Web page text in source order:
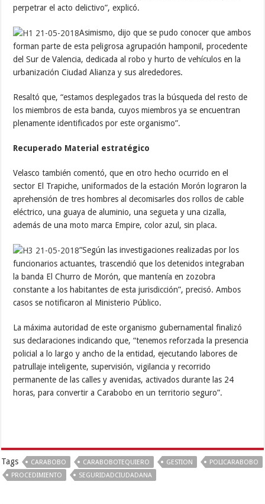
perpetrar el acto delictivo”, explicó.
Asimismo, dijo que se pudo conocer que ambos
forman parte de esta peligrosa agrupación hamponil, procedente
del Sur de Valencia, dedicada al robo y hurto de vehículos en la
urbanización Ciudad Alianza y sus alrededores.
Resaltó que, “estamos desplegados tras la búsqueda del resto de
los miembros de esta banda, cuyos miembros ya se encuentran
plenamente identificados por este organismo”.
Recuperado Material estratégico
Velasco también comentó, que en otro hecho ocurrido en el
sector El Trapiche, uniformados de la estación Morón lograron la
aprehensión de tres hombres al decomisarles dos rollos de cable
eléctrico, una guaya de aluminio, una segueta y una cizalla,
además de una moto marca Empire, color azul, sin placa.
“Según las investigaciones realizadas por los
funcionarios actuantes, trascendió que los detenidos integraban
la banda El Churro de Morón, que mantenía en zozobra
constante a los habitantes de esta jurisdicción”, precisó. Ambos
casos se notificaron al Ministerio Público.
La máxima autoridad de este organismo gubernamental finalizó
sus declaraciones indicando que, “tenemos reforzada la presencia
policial a lo largo y ancho de la entidad, ejecutando labores de
patrullaje inteligente, supervisión, vigilancia y recorrido
permanente de las calles y avenidas, activados durante las 24
horas, para convertir a Carabobo en un territorio seguro”.
Tags CARABOBO CARABOBOTEQUIERO GESTION
POLICARABOBO
PROCEDIMIENTO
SEGURIDADCIUDADANA